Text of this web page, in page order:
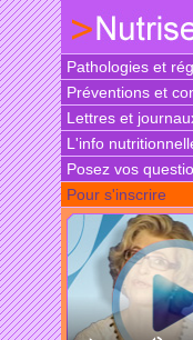
Pathologies et
Préventions et
Lettres et
L'info
Posez vos
Pour s'inscrire